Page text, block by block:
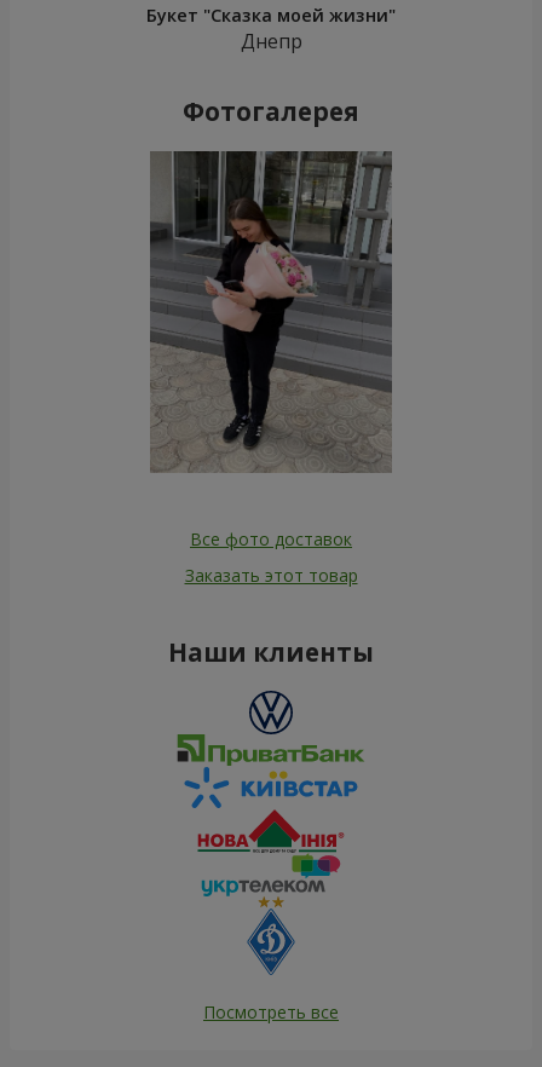
Букет "Сказка моей жизни"
Днепр
Фотогалерея
Все фото доставок
Заказать этот товар
Наши клиенты
Посмотреть все